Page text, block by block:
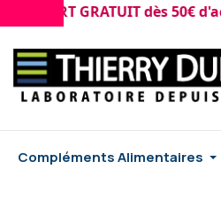
GRATUIT dès 50€ d'achat
Compléments Alimentaires